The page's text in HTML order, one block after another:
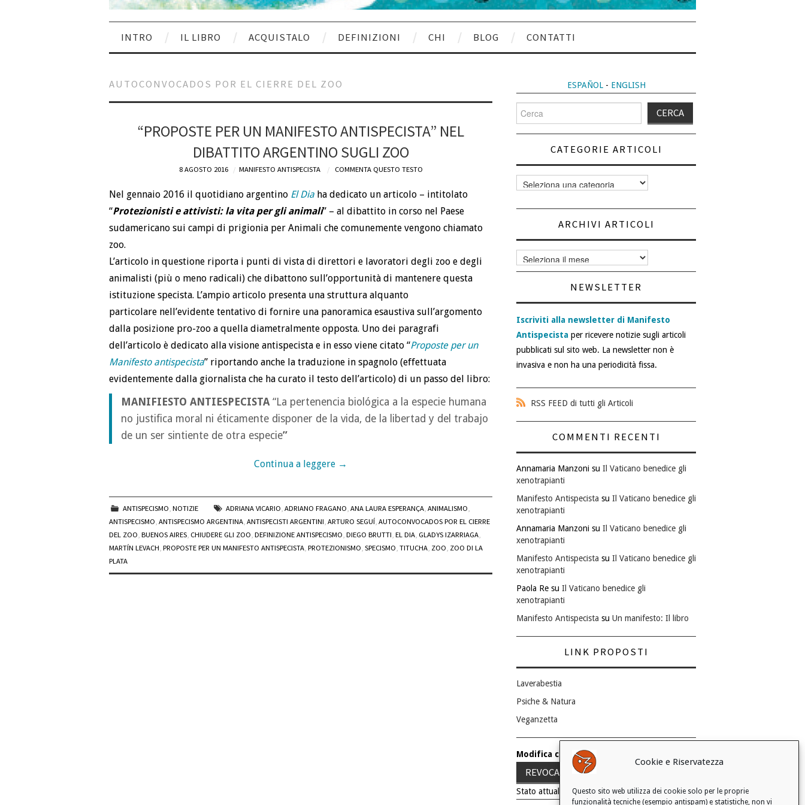
Cookie e Riservatezza
Questo sito web utilizza dei cookie solo per le proprie
funzionalità tecniche (esempio antispam) e statistiche, non vi
INTRO IL LIBRO ACQUISTALO DEFINIZIONI CHI BLOG CONTATTI
AUTOCONVOCADOS POR EL CIERRE DEL ZOO
“PROPOSTE PER UN MANIFESTO ANTISPECISTA” NEL
DIBATTITO ARGENTINO SUGLI ZOO
8 AGOSTO 2016 MANIFESTO ANTISPECISTA COMMENTA QUESTO TESTO
Nel gennaio 2016 il quotidiano argentino El Dia ha dedicato un articolo – intitolato
“Protezionisti e attivisti: la vita per gli animali” – al dibattito in corso nel Paese
sudamericano sui campi di prigionia per Animali che comunemente vengono chiamato
zoo.
L’articolo in questione riporta i punti di vista di direttori e lavoratori degli zoo e degli
animalisti (più o meno radicali) che dibattono sull’opportunità di mantenere questa
istituzione specista. L’ampio articolo presenta una struttura alquanto
particolare nell’evidente tentativo di fornire una panoramica esaustiva sull’argomento
dalla posizione pro-zoo a quella diametralmente opposta. Uno dei paragrafi
dell’articolo è dedicato alla visione antispecista e in esso viene citato “Proposte per un
Manifesto antispecista” riportando anche la traduzione in spagnolo (effettuata
evidentemente dalla giornalista che ha curato il testo dell’articolo) di un passo del libro:
MANIFIESTO ANTIESPECISTA “La pertenencia biológica a la especie humana
no justifica moral ni éticamente disponer de la vida, de la libertad y del trabajo
de un ser sintiente de otra especie”
Continua a leggere →
ANTISPECISMO,NOTIZIE ADRIANA VICARIO,ADRIANO FRAGANO,ANA LAURA ESPERANÇA,ANIMALISMO,
ANTISPECISMO, ANTISPECISMO ARGENTINA, ANTISPECISTI ARGENTINI, ARTURO SEGUÍ, AUTOCONVOCADOS POR EL CIERRE
DEL ZOO, BUENOS AIRES, CHIUDERE GLI ZOO, DEFINIZIONE ANTISPECISMO, DIEGO BRUTTI, EL DIA, GLADYS IZARRIAGA,
MARTÍN LEVACH, PROPOSTE PER UN MANIFESTO ANTISPECISTA, PROTEZIONISMO, SPECISMO, TITUCHA, ZOO, ZOO DI LA
PLATA
ESPAÑOL- ENGLISH
per:
CATEGORIE ARTICOLI
Categorie
articoli
ARCHIVI ARTICOLI
Archivi
articoli
NEWSLETTER
Iscriviti alla newsletter di Manifesto
Antispecista per ricevere notizie sugli articoli
pubblicati sul sito web. La newsletter non è
invasiva e non ha una periodicità fissa.
RSS FEED di tutti gli Articoli
COMMENTI RECENTI
Annamaria Manzoni su Il Vaticano benedice gli
xenotrapianti
Manifesto Antispecista su Il Vaticano benedice gli
xenotrapianti
Annamaria Manzoni su Il Vaticano benedice gli
xenotrapianti
Manifesto Antispecista su Il Vaticano benedice gli
xenotrapianti
Paola Re su Il Vaticano benedice gli
xenotrapianti
Manifesto Antispecista su Un manifesto: Il libro
LINK PROPOSTI
Laverabestia
Psiche & Natura
Veganzetta
Modifica consenso ai cookie
REVOCA IL TUO CONSENSO
Stato attuale: Negato